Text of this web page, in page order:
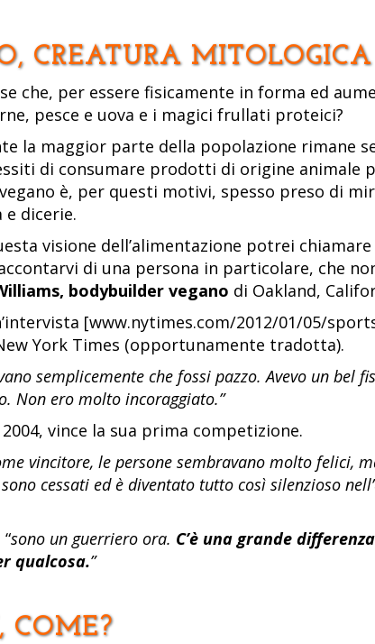
CREATURA
che, per essere fisicamente in forma ed
pesce e uova e i magici frullati proteici?
la maggior parte della popolazione rimane
di consumare prodotti di origine animale
è, per questi motivi, spesso preso di
dicerie.
visione dell’alimentazione potrei
di una persona in particolare, che
bodybuilder vegano di Oakland,
[www.nytimes.com/2012/01/05/
York Times (opportunamente tradotta).
semplicemente che fossi pazzo. Avevo un bel
Non ero molto incoraggiato.”
vince la sua prima competizione.
vincitore, le persone sembravano molto felici,
cessati ed è diventato tutto così silenzioso
sono un guerriero ora. C’è una grande
qualcosa.”
COME?